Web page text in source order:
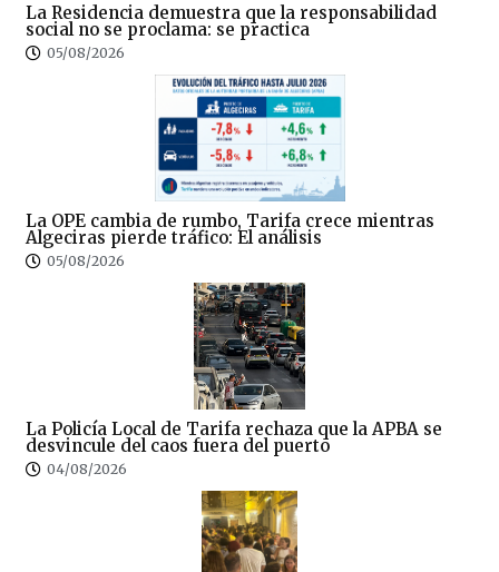
La Residencia demuestra que la responsabilidad
social no se proclama: se practica
05/08/2026
La OPE cambia de rumbo, Tarifa crece mientras
Algeciras pierde tráfico: El análisis
05/08/2026
La Policía Local de Tarifa rechaza que la APBA se
desvincule del caos fuera del puerto
04/08/2026